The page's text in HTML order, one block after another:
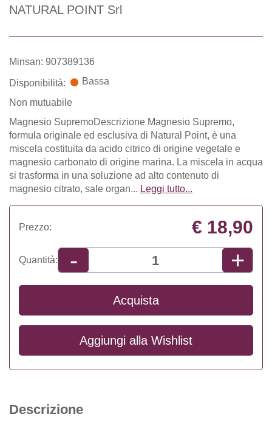
NATURAL POINT Srl
Minsan: 907389136
Disponibilità: Bassa
Non mutuabile
Magnesio SupremoDescrizione Magnesio Supremo,
formula originale ed esclusiva di Natural Point, è una
miscela costituita da acido citrico di origine vegetale e
magnesio carbonato di origine marina. La miscela in acqua
si trasforma in una soluzione ad alto contenuto di
magnesio citrato, sale organ... Leggi tutto...
Prezzo: € 18,90
Quantità: - +
Acquista
Aggiungi alla Wishlist
Descrizione